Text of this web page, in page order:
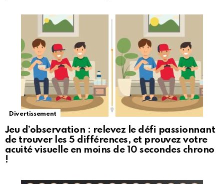
Divertissement
Jeu d’observation : relevez le défi passionnant
de trouver les 5 différences, et prouvez votre
acuité visuelle en moins de 10 secondes chrono
!